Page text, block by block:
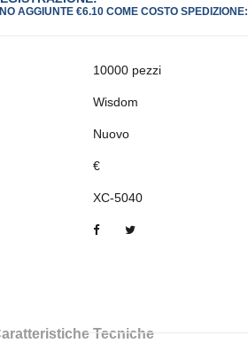
AGGIUNTE €6.10 COME COSTO SPEDIZIONE:
10000 pezzi
Wisdom
Nuovo
€
XC-5040
Tecniche